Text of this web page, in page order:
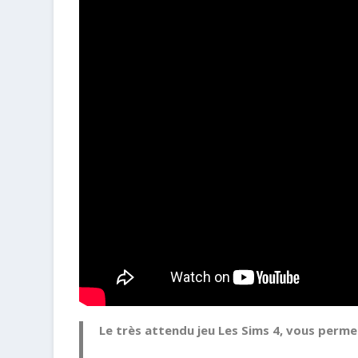
Le très attendu jeu Les Sims 4, vous